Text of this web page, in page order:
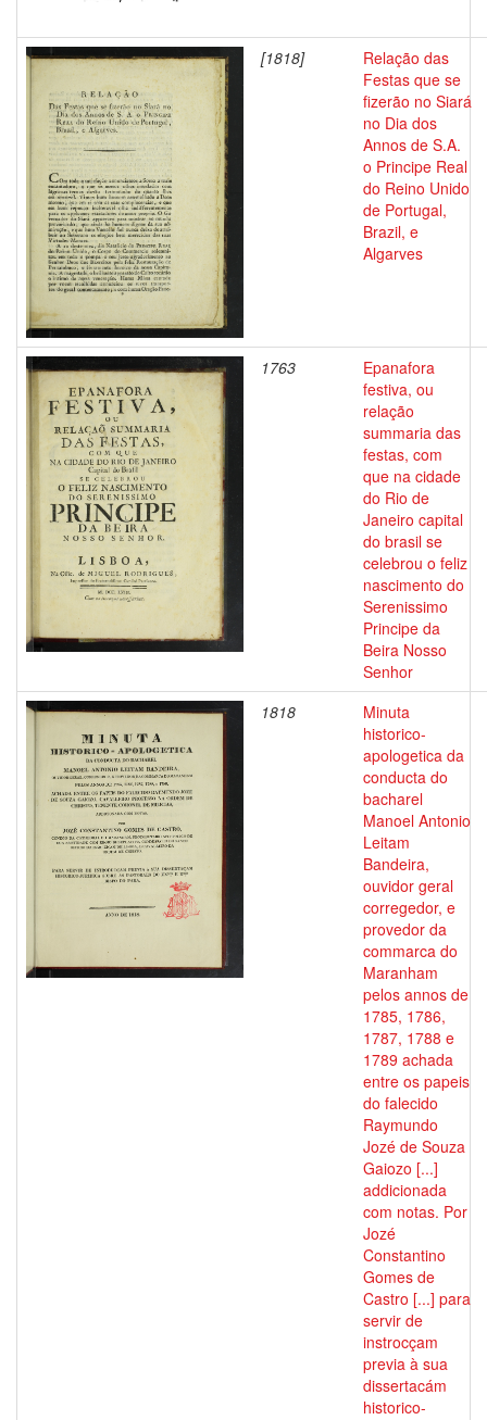
[1818]
Relação das
Festas que se
fizerão no Siará
no Dia dos
Annos de S.A.
o Principe Real
do Reino Unido
de Portugal,
Brazil, e
Algarves
1763
Epanafora
festiva, ou
relação
summaria das
festas, com
que na cidade
do Rio de
Janeiro capital
do brasil se
celebrou o feliz
nascimento do
Serenissimo
Principe da
Beira Nosso
Senhor
1818
Minuta
historico-
apologetica da
conducta do
bacharel
Manoel Antonio
Leitam
Bandeira,
ouvidor geral
corregedor, e
provedor da
commarca do
Maranham
pelos annos de
1785, 1786,
1787, 1788 e
1789 achada
entre os papeis
do falecido
Raymundo
Jozé de Souza
Gaiozo [...]
addicionada
com notas. Por
Jozé
Constantino
Gomes de
Castro [...] para
servir de
instrocçam
previa à sua
dissertacám
historico-